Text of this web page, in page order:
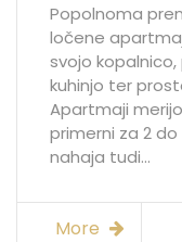
Popolnoma
ločene
svojo
kuhinjo ter
Apartmaji
primerni za 2
nahaja tudi...
More